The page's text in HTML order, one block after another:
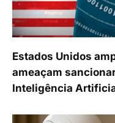
Estados Unidos
ameaçam
Inteligência